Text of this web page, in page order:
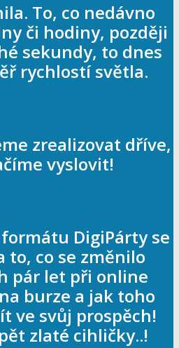
To, co nedávno
či hodiny, později
sekundy, to dnes
rychlostí světla.
zrealizovat dříve,
vyslovit!
DigiPárty se
to, co se změnilo
pár let při online
burze a jak toho
ve svůj prospěch!
zlaté cihličky..!